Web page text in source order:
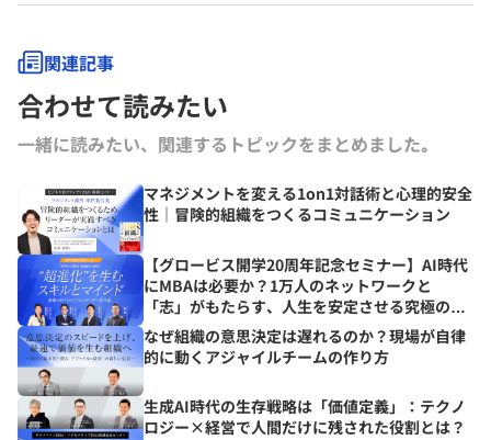
関連記事
合わせて読みたい
一緒に読みたい、関連するトピックをまとめました｡
マネジメントを変える1on1対話術と心理的安全
性｜冒険的組織をつくるコミュニケーション
【グロービス開学20周年記念セミナー】AI時代
にMBAは必要か？1万人のネットワークと
「志」がもたらす、人生を安定させる究極の資
産とは？
なぜ組織の意思決定は遅れるのか？現場が自律
的に動くアジャイルチームの作り方
生成AI時代の生存戦略は「価値定義」：テクノ
ロジー×経営で人間だけに残された役割とは？